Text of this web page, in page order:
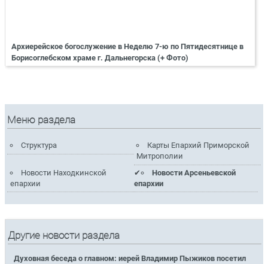
Архиерейское богослужение в Неделю 7-ю по Пятидесятнице в
Борисоглебском храме г. Дальнегорска (+ Фото)
Меню раздела
Структура
Карты Епархий Приморской
Митрополии
Новости Находкинской
епархии
Новости Арсеньевской
епархии
Другие новости раздела
Духовная беседа о главном: иерей Владимир Пыжиков посетил